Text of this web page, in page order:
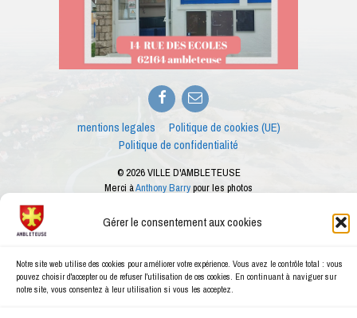
Gérer le consentement aux cookies
Notre site web utilise des cookies pour améliorer votre expérience. Vous avez le contrôle total : vous
pouvez choisir d'accepter ou de refuser l'utilisation de ces cookies. En continuant à naviguer sur
notre site, vous consentez à leur utilisation si vous les acceptez.
Facebook
E-
mail
mentions legales
Politique de cookies (UE)
Politique de confidentialité
© 2026 VILLE D'AMBLETEUSE
Merci àAnthony Barrypour les photos
Ce site internet est créé dans le cadre des ateliers numériques proposés par le
conseiller numérique de la ville d'Ambleteuse